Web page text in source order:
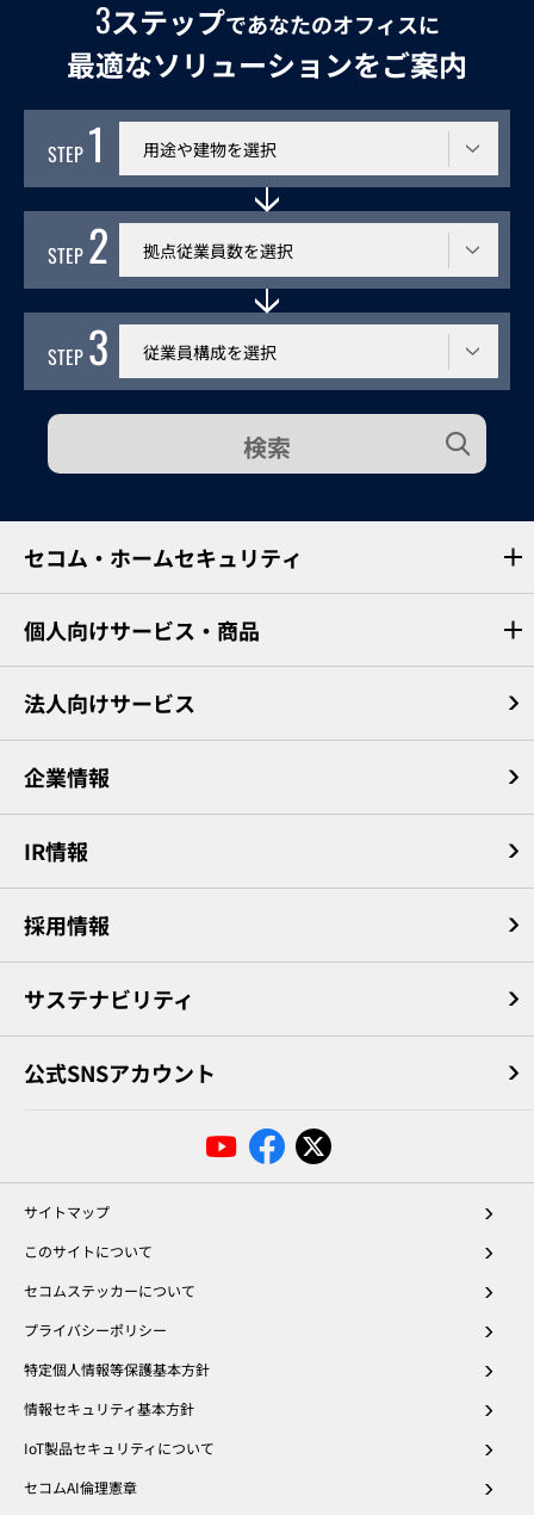
3ステップであなたのオフィスに
最適なソリューションをご案内
STEP 1
STEP 2
STEP 3
検索
セコム・ホームセキュリティ
個人向けサービス・商品
法人向けサービス
企業情報
IR情報
採用情報
サステナビリティ
公式SNSアカウント
サイトマップ
このサイトについて
セコムステッカーについて
プライバシーポリシー
特定個人情報等保護基本方針
情報セキュリティ基本方針
IoT製品セキュリティについて
セコムAI倫理憲章